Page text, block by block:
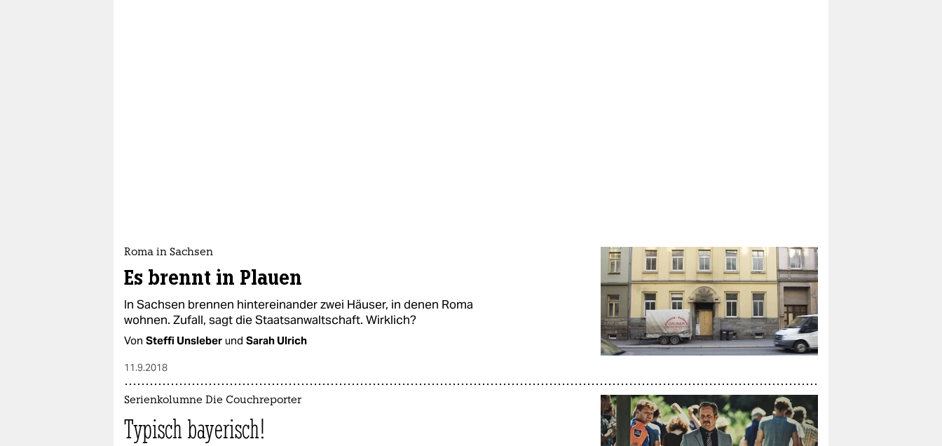
Roma in Sachsen
Es brennt in Plauen
In Sachsen brennen hintereinander zwei Häuser, in denen Roma
wohnen. Zufall, sagt die Staatsanwaltschaft. Wirklich?
Von Steffi Unsleber und Sarah Ulrich
11.9.2018
Serienkolumne Die Couchreporter
Typisch bayerisch!